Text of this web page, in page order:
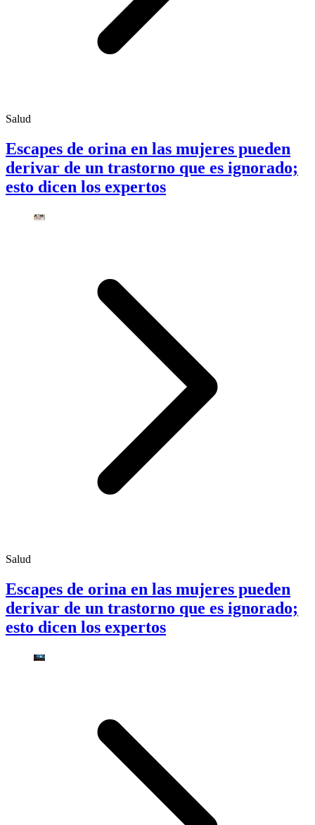
Salud
Escapes de orina en las mujeres pueden
derivar de un trastorno que es ignorado;
esto dicen los expertos
Salud
Escapes de orina en las mujeres pueden
derivar de un trastorno que es ignorado;
esto dicen los expertos